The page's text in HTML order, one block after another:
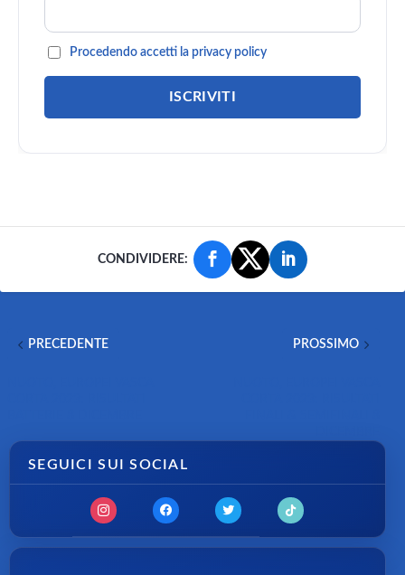
Procedendo accetti la privacy policy
CONDIVIDERE:
PRECEDENTE PROSSIMO
SEGUICI SUI SOCIAL